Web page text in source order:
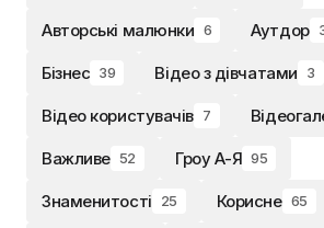
Авторські малюнки 6 Аутдор
Бізнес 39 Відео з дівчатами 3
Відео користувачів 7
Важливе 52 Гроу А-Я 95
Знаменитості 25 Корисне 65